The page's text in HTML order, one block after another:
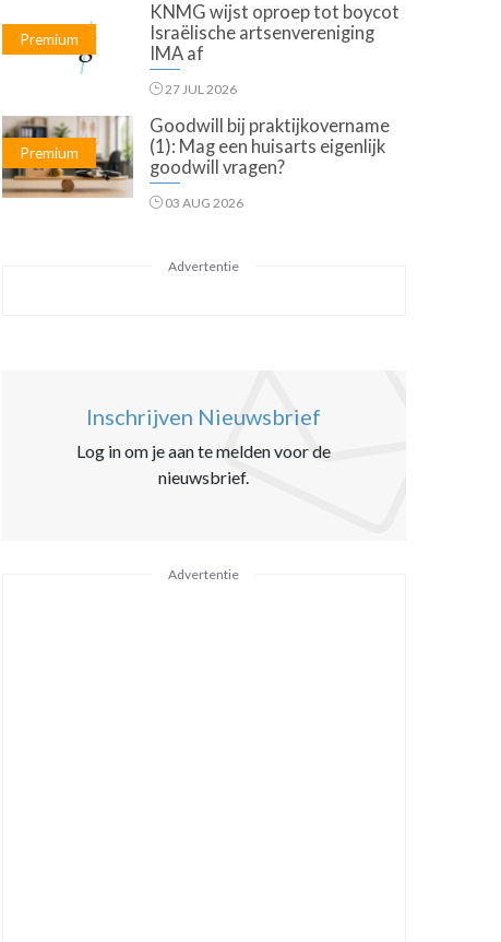
Premium
KNMG wijst oproep tot boycot
Israëlische artsenvereniging
IMA af
27 JUL 2026
Premium
Goodwill bij praktijkovername
(1): Mag een huisarts eigenlijk
goodwill vragen?
03 AUG 2026
Advertentie
Inschrijven Nieuwsbrief
Log in om je aan te melden voor de
nieuwsbrief.
Advertentie